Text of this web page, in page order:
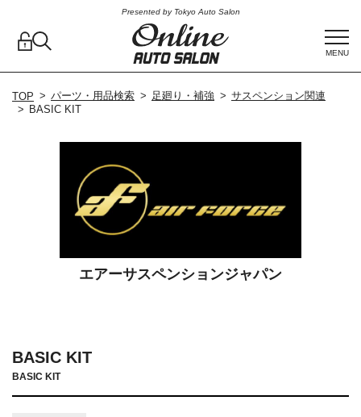
Presented by Tokyo Auto Salon
MENU
TOP パーツ・用品検索 足廻り・補強
サスペンション関連
BASIC KIT
BASIC KIT
BASIC KIT
エアーサスペンションジャパン